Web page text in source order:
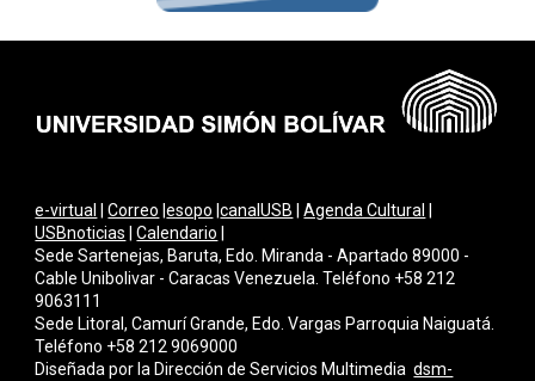
e-virtual |Correo |esopo |canalUSB |Agenda Cultural
USBnoticias |Calendario
Sede Sartenejas, Baruta, Edo. Miranda - Apartado 89000 -
Cable Unibolivar - Caracas Venezuela. Teléfono +58 212
9063111
Sede Litoral, Camurí Grande, Edo. Vargas Parroquia Naiguatá.
Teléfono +58 212 9069000
Diseñada por la Dirección de Servicios Multimediadsm-